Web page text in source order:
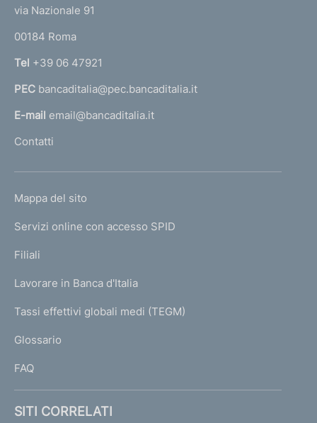
r
n
a
l
'
m
e
a
g
via Nazionale 91
00184 Roma
Tel +39 06 47921
PEC bancaditalia@pec.bancaditalia.it
E-mail email@bancaditalia.it
Contatti
L
N
K
T
I
I
Mappa del sito
Servizi online con accesso SPID
Filiali
Lavorare in Banca d'Italia
Tassi effettivi globali medi (TEGM)
Glossario
FAQ
SITI CORRELATI